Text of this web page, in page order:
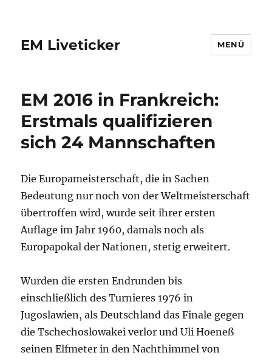
EM Liveticker MENÜ
EM 2016 in Frankreich:
Erstmals qualifizieren
sich 24 Mannschaften
Die Europameisterschaft, die in Sachen
Bedeutung nur noch von der Weltmeisterschaft
übertroffen wird, wurde seit ihrer ersten
Auflage im Jahr 1960, damals noch als
Europapokal der Nationen, stetig erweitert.
Wurden die ersten Endrunden bis
einschließlich des Turnieres 1976 in
Jugoslawien, als Deutschland das Finale gegen
die Tschechoslowakei verlor und Uli Hoeneß
seinen Elfmeter in den Nachthimmel von